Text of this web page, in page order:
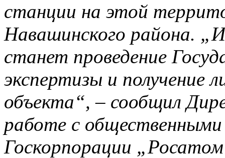
станции на этой
Навашинского района.
станет проведение
экспертизы и получение
объекта“, – сообщил
работе с общественными
Госкорпорации „Росатом